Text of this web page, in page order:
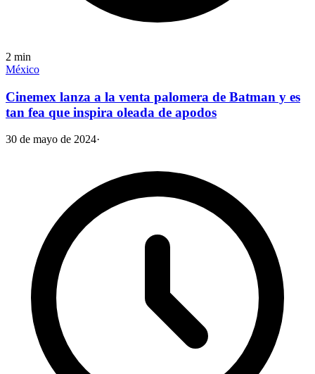
2 min
México
Cinemex lanza a la venta palomera de Batman y es
tan fea que inspira oleada de apodos
30 de mayo de 2024·